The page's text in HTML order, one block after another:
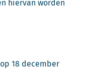
hiervan worden
18 december